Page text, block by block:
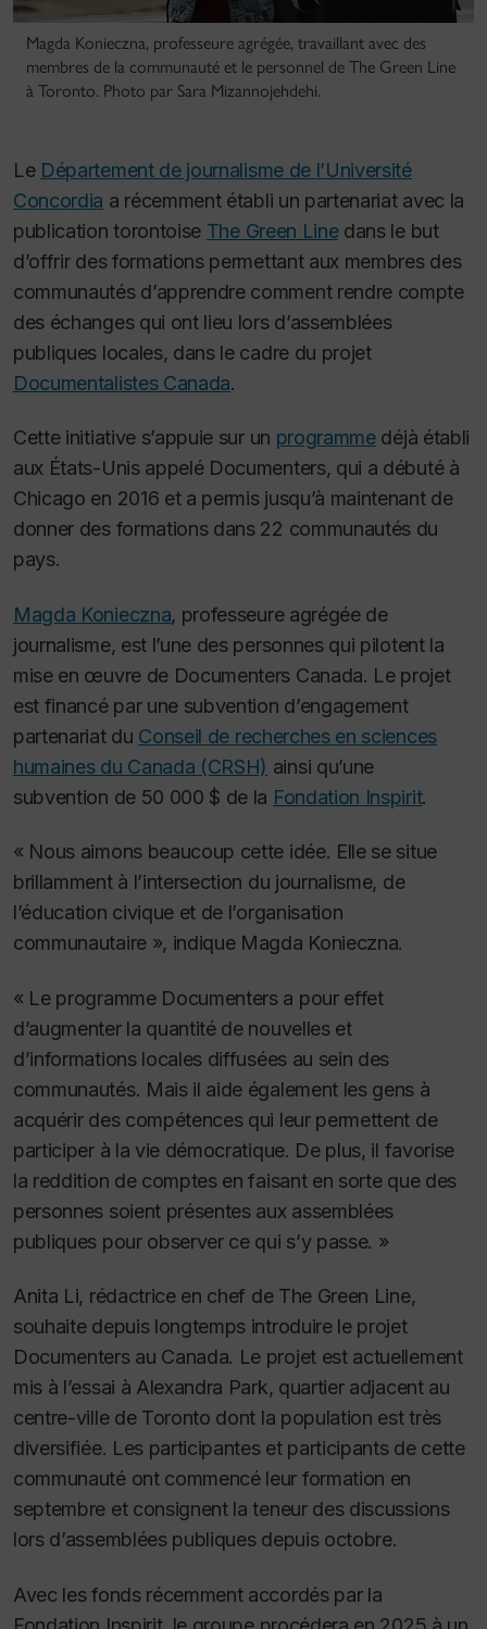
Magda Konieczna, professeure agrégée, travaillant avec des
membres de la communauté et le personnel de The Green Line
à Toronto. Photo par Sara Mizannojehdehi.
Le Département de journalisme de l’Université
Concordia a récemment établi un partenariat avec la
publication torontoise The Green Line dans le but
d’offrir des formations permettant aux membres des
communautés d’apprendre comment rendre compte
des échanges qui ont lieu lors d’assemblées
publiques locales, dans le cadre du projet
Documentalistes Canada.
Cette initiative s’appuie sur un programmedéjà établi
aux États-Unis appelé Documenters, qui a débuté à
Chicago en 2016 et a permis jusqu’à maintenant de
donner des formations dans 22 communautés du
pays.
Magda Konieczna, professeure agrégée de
journalisme, est l’une des personnes qui pilotent la
mise en œuvre de Documenters Canada. Le projet
est financé par une subvention d’engagement
partenariat du Conseil de recherches en sciences
humaines du Canada (CRSH) ainsi qu’une
subvention de 50 000 $ de la Fondation Inspirit.
« Nous aimons beaucoup cette idée. Elle se situe
brillamment à l’intersection du journalisme, de
l’éducation civique et de l’organisation
communautaire », indique Magda Konieczna.
« Le programme Documenters a pour effet
d’augmenter la quantité de nouvelles et
d’informations locales diffusées au sein des
communautés. Mais il aide également les gens à
acquérir des compétences qui leur permettent de
participer à la vie démocratique. De plus, il favorise
la reddition de comptes en faisant en sorte que des
personnes soient présentes aux assemblées
publiques pour observer ce qui s’y passe. »
Anita Li, rédactrice en chef de The Green Line,
souhaite depuis longtemps introduire le projet
Documenters au Canada. Le projet est actuellement
mis à l’essai à Alexandra Park, quartier adjacent au
centre-ville de Toronto dont la population est très
diversifiée. Les participantes et participants de cette
communauté ont commencé leur formation en
septembre et consignent la teneur des discussions
lors d’assemblées publiques depuis octobre.
Avec les fonds récemment accordés par la